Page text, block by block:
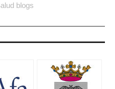
blogs